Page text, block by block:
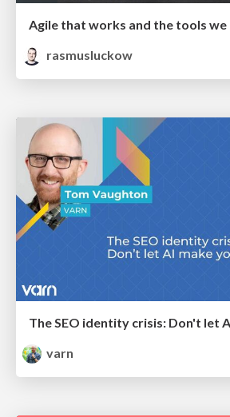
Agile that works and the tools we
rasmusluckow
varn